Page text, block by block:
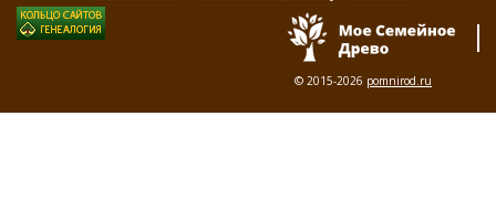
© 2015-2026 pomnirod.ru